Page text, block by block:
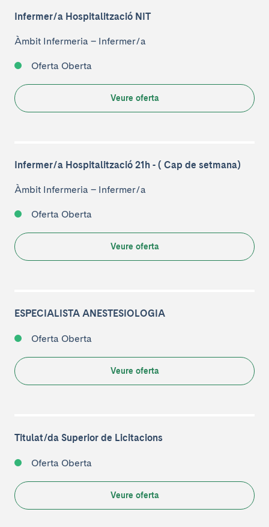
Infermer/a Hospitalització NIT
Àmbit Infermeria – Infermer/a
Oferta Oberta
Veure oferta
Infermer/a Hospitalització 21h - ( Cap de setmana)
Àmbit Infermeria – Infermer/a
Oferta Oberta
Veure oferta
ESPECIALISTA ANESTESIOLOGIA
Oferta Oberta
Veure oferta
Titulat/da Superior de Licitacions
Oferta Oberta
Veure oferta